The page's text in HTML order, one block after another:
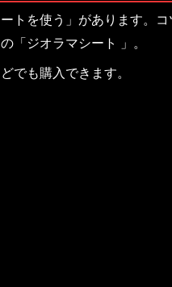
トを使う」があります。
「ジオラマシート 」。
でも購入できます。